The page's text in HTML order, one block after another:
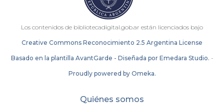
Los contenidos de bibliotecadigital.gob.ar están licenciados bajo
Creative Commons Reconocimiento 2.5 Argentina License
Basado en la plantilla AvantGarde - Diseñada por Emedara Studio. -
Proudly powered by Omeka.
Quiénes somos